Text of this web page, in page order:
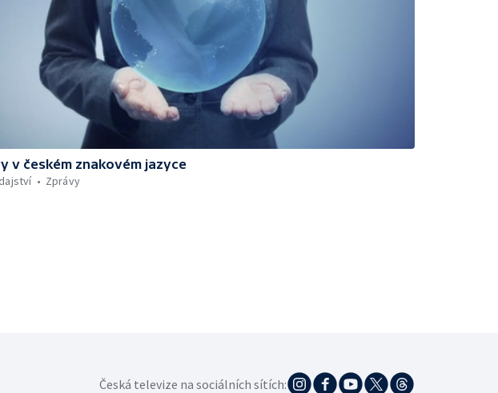
v českém znakovém jazyce
Zprávy
Česká televize na sociálních sítích: